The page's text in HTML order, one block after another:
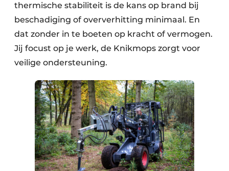
thermische stabiliteit is de kans op brand bij
beschadiging of oververhitting minimaal. En
dat zonder in te boeten op kracht of vermogen.
Jij focust op je werk, de Knikmops zorgt voor
veilige ondersteuning.